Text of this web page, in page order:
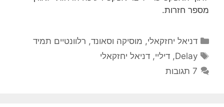
מספר חזרות.
קטגוריות
דניאל יחזקאלי, מוסיקה וסאונד, רלוונטיים תמיד
תגיות
Delay
,דיליי,דניאל יחזקאלי
7 תגובות